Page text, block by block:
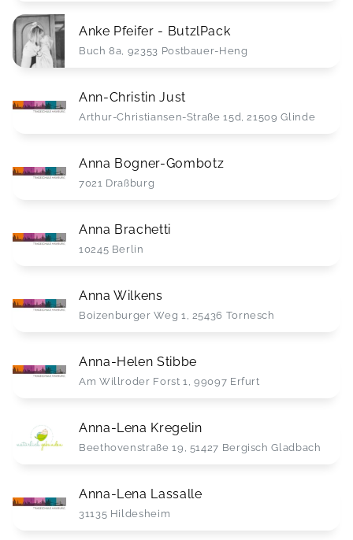
Anke Pfeifer - ButzlPack
Buch 8a, 92353 Postbauer-Heng
Ann-Christin Just
Arthur-Christiansen-Straße 15d, 21509 Glinde
Anna Bogner-Gombotz
7021 Draßburg
Anna Brachetti
10245 Berlin
Anna Wilkens
Boizenburger Weg 1, 25436 Tornesch
Anna-Helen Stibbe
Am Willroder Forst 1, 99097 Erfurt
Anna-Lena Kregelin
Beethovenstraße 19, 51427 Bergisch Gladbach
Anna-Lena Lassalle
31135 Hildesheim